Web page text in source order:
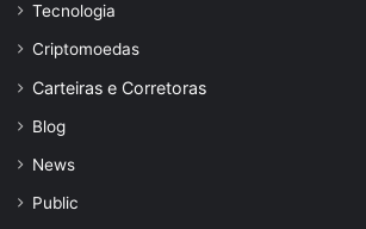
Tecnologia
Criptomoedas
Carteiras e Corretoras
Blog
News
Public